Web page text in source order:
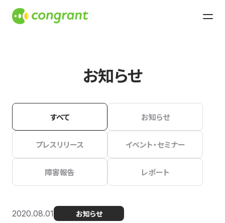
お知らせ
すべて お知らせ
プレスリリース イベント・セミナー
障害報告 レポート
2020.08.01 お知らせ